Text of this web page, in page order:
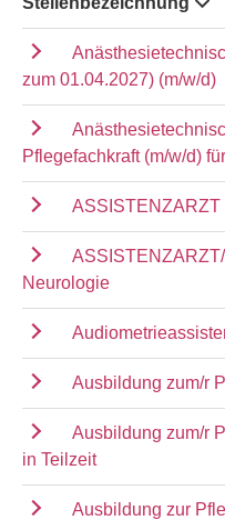
zum 01.04.2027) (m/w/d)
Pflegefachkraft (m/w/d)
ASSISTENZARZT
Neurologie
Ausbildung zum/r
Ausbildung zum/r
in Teilzeit
Ausbildung zur